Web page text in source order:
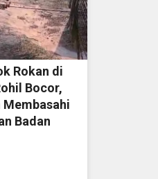
Rokan di
Bocor,
Badan